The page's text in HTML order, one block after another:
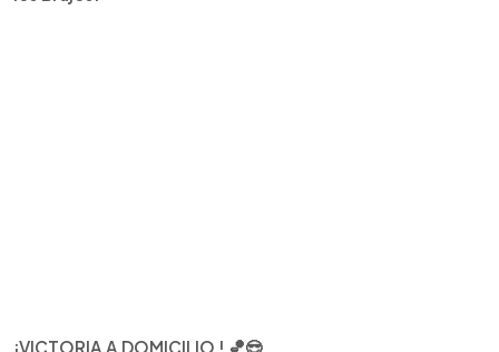
¡VICTORIA A DOMICILIO ! 🏀😎